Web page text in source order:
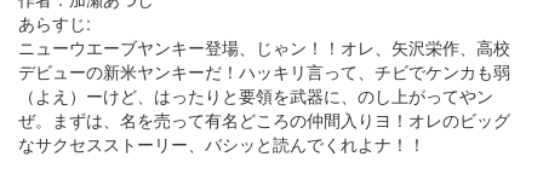
あらすじ:
ニューウエーブヤンキー登場、じゃン！！オレ、矢沢栄作、高校
デビューの新米ヤンキーだ！ハッキリ言って、チビでケンカも弱
（よえ）ーけど、はったりと要領を武器に、のし上がってやン
ぜ。まずは、名を売って有名どころの仲間入りヨ！オレのビッグ
なサクセスストーリー、バシッと読んでくれよナ！！